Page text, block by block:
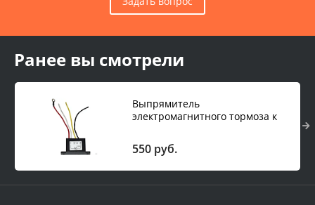
Ранее вы смотрели
Выпрямитель
электромагнитного тормоза к
550 руб.